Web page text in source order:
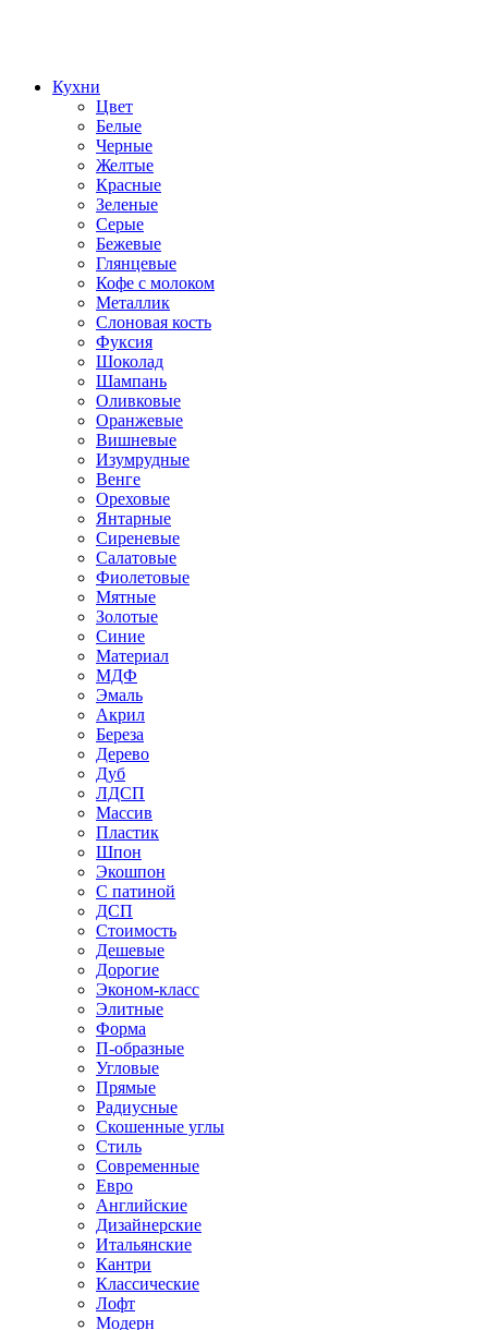
Кухни
Цвет
Белые
Черные
Желтые
Красные
Зеленые
Серые
Бежевые
Глянцевые
Кофе с молоком
Металлик
Слоновая кость
Фуксия
Шоколад
Шампань
Оливковые
Оранжевые
Вишневые
Изумрудные
Венге
Ореховые
Янтарные
Сиреневые
Салатовые
Фиолетовые
Мятные
Золотые
Синие
Материал
МДФ
Эмаль
Акрил
Береза
Дерево
Дуб
ЛДСП
Массив
Пластик
Шпон
Экошпон
С патиной
ДСП
Стоимость
Дешевые
Дорогие
Эконом-класс
Элитные
Форма
П-образные
Угловые
Прямые
Радиусные
Скошенные углы
Стиль
Современные
Евро
Английские
Дизайнерские
Итальянские
Кантри
Классические
Лофт
Модерн